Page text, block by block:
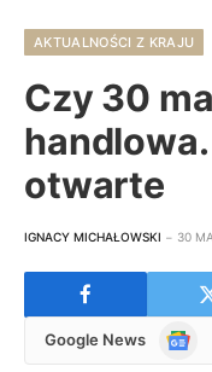
AKTUALNOŚCI Z KRAJU
Czy 30
otwarte
IGNACY MICHAŁOWSKI 30
Google News
Google